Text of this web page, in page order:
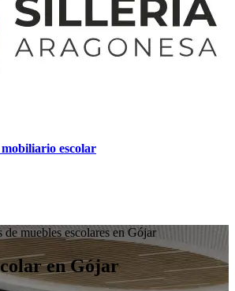
escolar
muebles escolares en Gójar
enGójar